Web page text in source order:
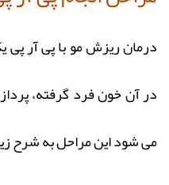
درمان ریزش مو با پی آر
در آن خون فرد گرفته،
می شود این مراحل به شرح